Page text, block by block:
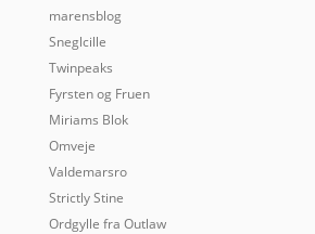
marensblog
Sneglcille
Twinpeaks
Fyrsten og Fruen
Miriams Blok
Omveje
Valdemarsro
Strictly Stine
Ordgylle fra Outlaw